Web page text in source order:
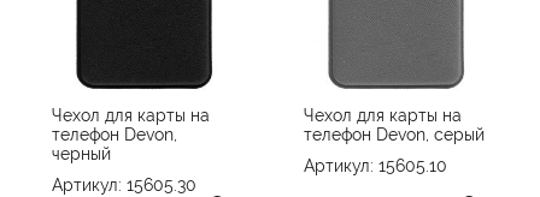
Чехол для карты на
телефон Devon,
черный
Артикул: 15605.30
Чехол для карты на
телефон Devon, серый
Артикул: 15605.10